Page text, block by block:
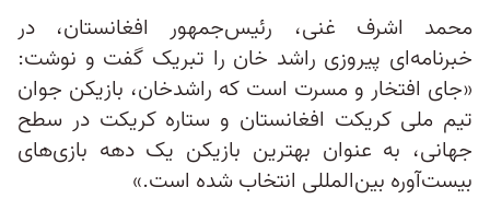
محمد اشرف غنی، رئیس‌جمهور افغانستان، در
خبرنامه‌ای پیروزی راشد خان را تبریک گفت و نوشت:
«جای افتخار و مسرت است که راشدخان، بازیکن جوان
تیم ملی کریکت افغانستان و ستاره کریکت در سطح
جهانی، به عنوان بهترین بازیکن یک دهه بازی‌های
بیست‌آوره بین‌المللی انتخاب شده است.»